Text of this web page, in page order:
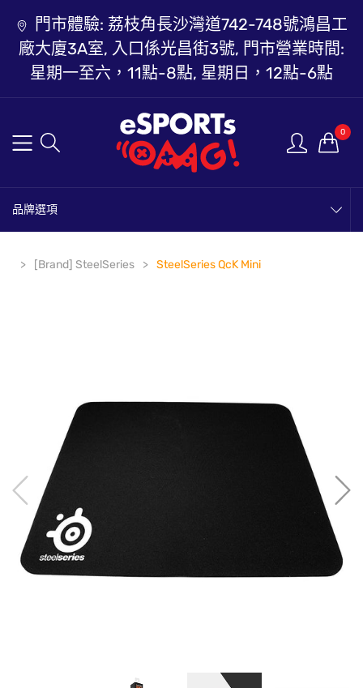
門市體驗: 荔枝角長沙灣道742-748號鴻昌工
廠大廈3A室, 入口係光昌街3號, 門市營業時間:
星期一至六，11點-8點, 星期日，12點-6點
0
品牌選項
[Brand] SteelSeries SteelSeries QcK Mini